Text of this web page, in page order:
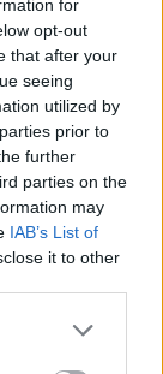
for
opt-out
that after your
seeing
utilized by
prior to
further
parties on the
may
IAB’s List of
it to other
(7)
iš tikrųjų